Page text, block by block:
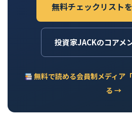
無料チェックリスト
投資家JACKのコアメ
無料で読める会員制メディア
る →